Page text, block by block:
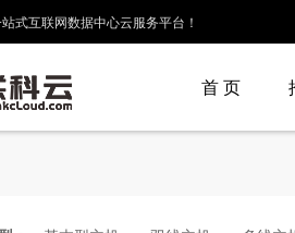
式互联网数据中心云服务平台！
首 页